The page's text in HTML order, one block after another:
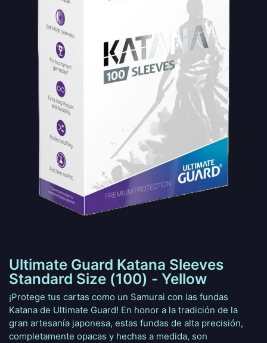
Ultimate Guard Katana Sleeves
Standard Size (100) - Yellow
¡Protege tus cartas como un Samurai con las fundas
Katana de Ultimate Guard! En honor a la tradición de la
gran artesanía japonesa, estas fundas de alta precisión,
completamente opacas y hechas a medida, son